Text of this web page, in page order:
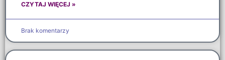
CZYTAJ WIĘCEJ »
Brak komentarzy